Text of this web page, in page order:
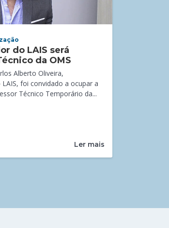
do LAIS será
da OMS
Alberto Oliveira,
foi convidado a ocupar a
Técnico Temporário da...
Ler mais